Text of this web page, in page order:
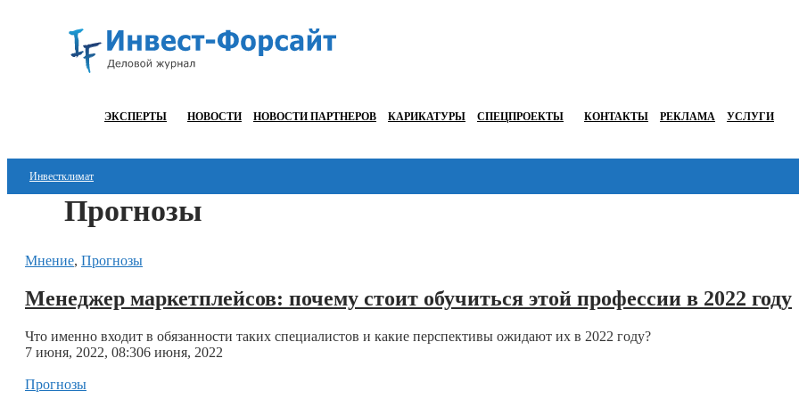
ЭКСПЕРТЫ НОВОСТИ НОВОСТИ ПАРТНЕРОВ КАРИКАТУРЫ СПЕЦПРОЕКТЫ КОНТАКТЫ РЕКЛАМА УСЛУГИ
Инвестклимат
Технологии
ESG
Прогнозы
Мнение, Прогнозы
Менеджер маркетплейсов: почему стоит обучиться этой профессии в 2022 году
Что именно входит в обязанности таких специалистов и какие перспективы ожидают их в 2022 году?
7 июня, 2022, 08:306 июня, 2022
Прогнозы